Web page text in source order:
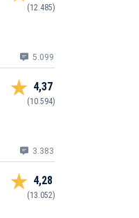
(12.485)
5.099
4,37
(10.594)
3.383
4,28
(13.052)